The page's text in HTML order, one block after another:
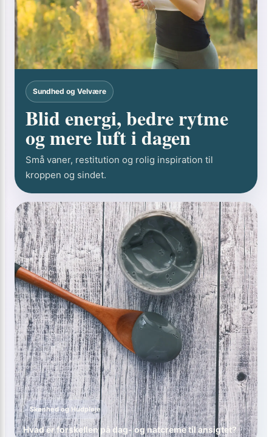
Sundhed og Velvære
Blid energi, bedre rytme
og mere luft i dagen
Små vaner, restitution og rolig inspiration til
kroppen og sindet.
Skønhed og Hudpleje
Hvad er forskellen på dag- og natcreme til ansigtet?